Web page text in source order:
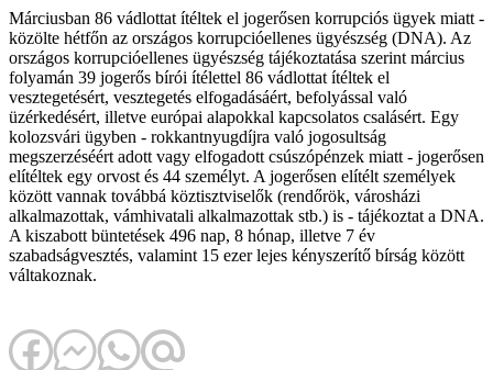
Márciusban 86 vádlottat ítéltek el jogerősen korrupciós ügyek miatt -
közölte hétfőn az országos korrupcióellenes ügyészség (DNA). Az
országos korrupcióellenes ügyészség tájékoztatása szerint március
folyamán 39 jogerős bírói ítélettel 86 vádlottat ítéltek el
vesztegetésért, vesztegetés elfogadásáért, befolyással való
üzérkedésért, illetve európai alapokkal kapcsolatos csalásért. Egy
kolozsvári ügyben - rokkantnyugdíjra való jogosultság
megszerzéséért adott vagy elfogadott csúszópénzek miatt - jogerősen
elítéltek egy orvost és 44 személyt. A jogerősen elítélt személyek
között vannak továbbá köztisztviselők (rendőrök, városházi
alkalmazottak, vámhivatali alkalmazottak stb.) is - tájékoztat a DNA.
A kiszabott büntetések 496 nap, 8 hónap, illetve 7 év
szabadságvesztés, valamint 15 ezer lejes kényszerítő bírság között
váltakoznak.